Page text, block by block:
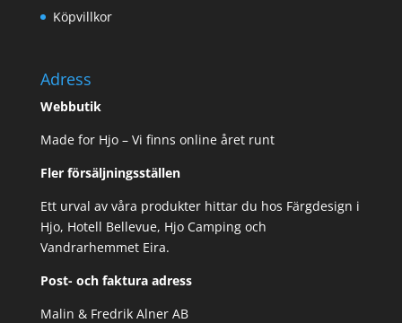
Köpvillkor
Adress
Webbutik
Made for Hjo – Vi finns online året runt
Fler försäljningsställen
Ett urval av våra produkter hittar du hos Färgdesign i
Hjo, Hotell Bellevue, Hjo Camping och
Vandrarhemmet Eira.
Post- och faktura adress
Malin & Fredrik Alner AB